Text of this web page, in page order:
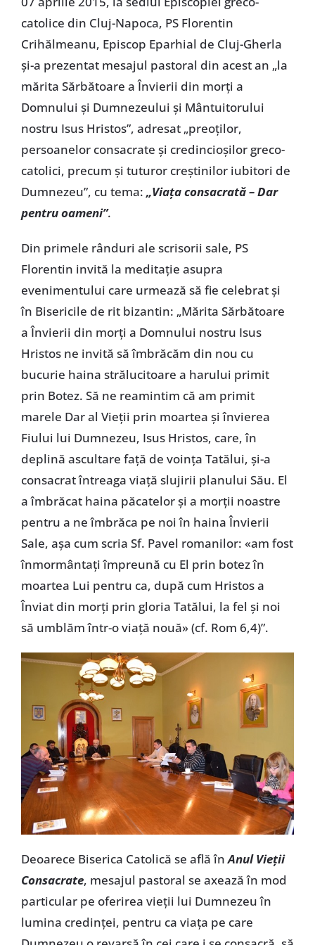
catolice din Cluj-Napoca, PS Florentin
Crihălmeanu, Episcop Eparhial de Cluj-Gherla
şi-a prezentat mesajul pastoral din acest an „la
mărita Sărbătoare a Învierii din morţi a
Domnului şi Dumnezeului şi Mântuitorului
nostru Isus Hristos”, adresat „preoţilor,
persoanelor consacrate şi credincioşilor greco-
catolici, precum şi tuturor creştinilor iubitori de
Dumnezeu”, cu tema: „Viaţa consacrată – Dar
pentru oameni”.
Din primele rânduri ale scrisorii sale, PS
Florentin invită la meditaţie asupra
evenimentului care urmează să fie celebrat şi
în Bisericile de rit bizantin: „Mărita Sărbătoare
a Învierii din morţi a Domnului nostru Isus
Hristos ne invită să îmbrăcăm din nou cu
bucurie haina strălucitoare a harului primit
prin Botez. Să ne reamintim că am primit
marele Dar al Vieţii prin moartea şi învierea
Fiului lui Dumnezeu, Isus Hristos, care, în
deplină ascultare faţă de voinţa Tatălui, şi-a
consacrat întreaga viaţă slujirii planului Său. El
a îmbrăcat haina păcatelor şi a morţii noastre
pentru a ne îmbrăca pe noi în haina Învierii
Sale, aşa cum scria Sf. Pavel romanilor: «am fost
înmormântaţi împreună cu El prin botez în
moartea Lui pentru ca, după cum Hristos a
Înviat din morţi prin gloria Tatălui, la fel şi noi
să umblăm într-o viaţă nouă» (cf. Rom 6,4)”.
Deoarece Biserica Catolică se află înAnul Vieţii
Consacrate, mesajul pastoral se axează în mod
particular pe oferirea vieţii lui Dumnezeu în
lumina credinţei, pentru ca viaţa pe care